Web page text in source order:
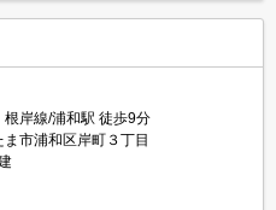
根岸線/浦和駅 徒歩9分
市浦和区岸町３丁目